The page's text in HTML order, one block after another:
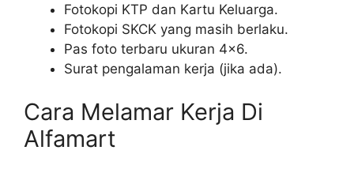
Fotokopi KTP dan Kartu Keluarga.
Fotokopi SKCK yang masih berlaku.
Pas foto terbaru ukuran 4×6.
Surat pengalaman kerja (jika ada).
Cara Melamar Kerja Di
Alfamart